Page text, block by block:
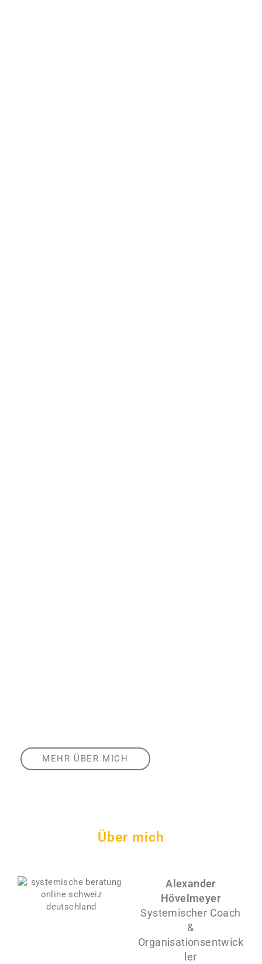
MEHR ÜBER MICH
Über mich
Alexander
Hövelmeyer
Systemischer Coach
&
Organisationsentwick
ler